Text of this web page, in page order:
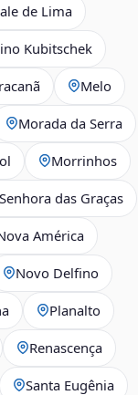
de Lima
Kubitschek
Melo
Morada da Serra
Morrinhos
das Graças
América
Novo Delfino
Planalto
Renascença
Santa Eugênia